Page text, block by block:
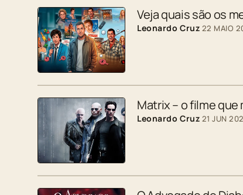
Veja quais são os
Leonardo Cruz 22 MAIO
Matrix – o filme que
Leonardo Cruz 21 JUN